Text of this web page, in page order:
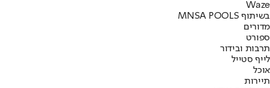
Waze
בשיתוף MNSA POOLS
מדורים
ספורט
תרבות ובידור
לייף סטייל
אוכל
תיירות